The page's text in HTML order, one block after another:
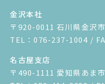
金沢本社
〒920-0011 石川県金沢
TEL：076-237-1004 /
名古屋支店
〒490-1111 愛知県あま